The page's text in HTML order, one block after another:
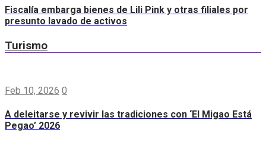
Fiscalía embarga bienes de Lili Pink y otras filiales por
presunto lavado de activos
Turismo
Feb 10, 2026 0
A deleitarse y revivir las tradiciones con ‘El Migao Está
Pegao’ 2026